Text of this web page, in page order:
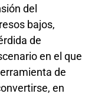
del
bajos,
de
en el que
de
en